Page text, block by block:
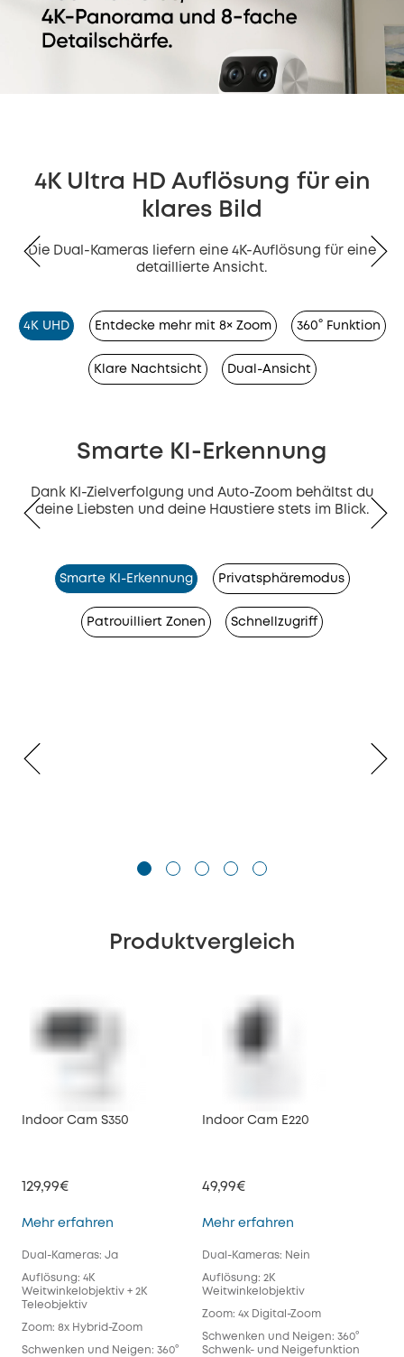
4K Ultra HD Auflösung für ein
klares Bild
Die Dual-Kameras liefern eine 4K-Auflösung für eine
detaillierte Ansicht.
4K UHD Entdecke mehr mit 8× Zoom 360° Funktion
Klare Nachtsicht Dual-Ansicht
Smarte KI-Erkennung
Dank KI-Zielverfolgung und Auto-Zoom behältst du
deine Liebsten und deine Haustiere stets im Blick.
Smarte KI-Erkennung Privatsphäremodus
Patrouilliert Zonen Schnellzugriff
Produktvergleich
Indoor Cam S350
129,99€
Mehr erfahren Indoor Cam S350
Dual-Kameras: Ja
Auflösung: 4K
Weitwinkelobjektiv + 2K
Teleobjektiv
Zoom: 8x Hybrid-Zoom
Schwenken und Neigen: 360°
Indoor Cam E220
49,99€
Mehr erfahren
Dual-Kameras: Nein
Auflösung: 2K
Weitwinkelobjektiv
Zoom: 4x Digital-Zoom
Schwenken und Neigen: 360°
Schwenk- und Neigefunktion